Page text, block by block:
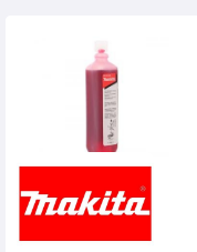
INCHIRIERI
CONTACT
AUTENTIFICARE